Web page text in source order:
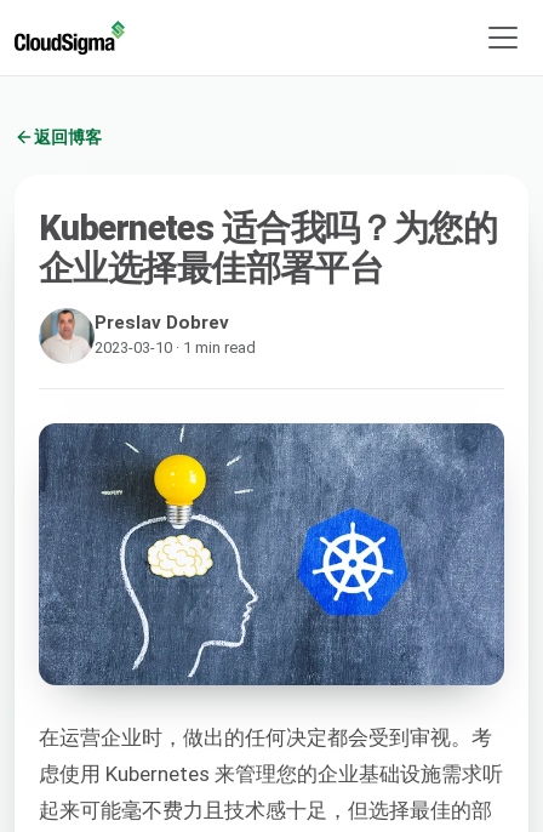
返回博客
Kubernetes 适合我吗？为您的
企业选择最佳部署平台
Preslav Dobrev
2023-03-10 · 1 min read
在运营企业时，做出的任何决定都会受到审视。考
虑使用 Kubernetes 来管理您的企业基础设施需求听
起来可能毫不费力且技术感十足，但选择最佳的部